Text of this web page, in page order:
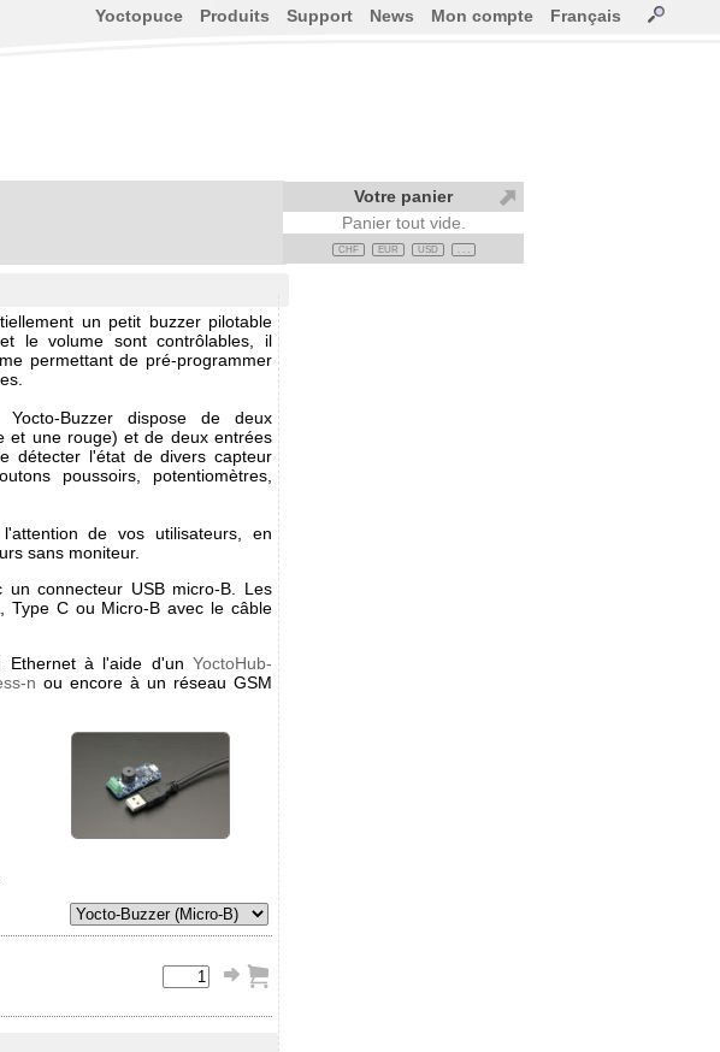
un petit buzzer pilotable
le volume sont contrôlables, il
permettant de pré-programmer
Buzzer dispose de deux
et une rouge) et de deux entrées
détecter l'état de divers capteur
poussoirs, potentiomètres,
de vos utilisateurs, en
sans moniteur.
connecteur USB micro-B. Les
Type C ou Micro-B avec le câble
Ethernet à l'aide d'un YoctoHub-
n ou encore à un réseau GSM
Yoctopuce Produits Support News Mon compte Français
Votre panier
Panier tout vide.
CHF EUR USD . . .